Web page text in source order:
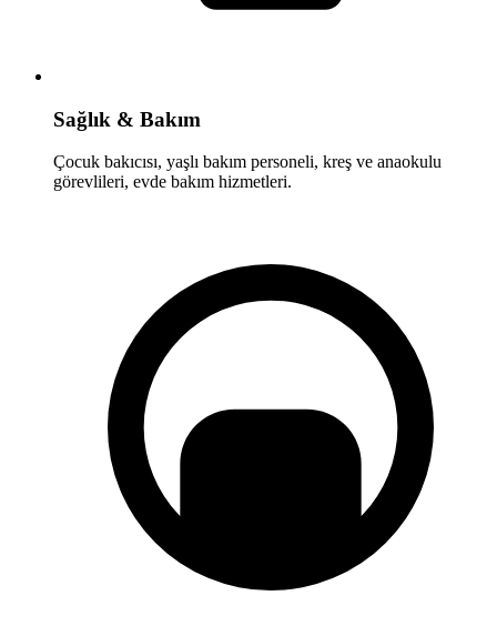
Sağlık & Bakım
Çocuk bakıcısı, yaşlı bakım personeli, kreş ve anaokulu
görevlileri, evde bakım hizmetleri.